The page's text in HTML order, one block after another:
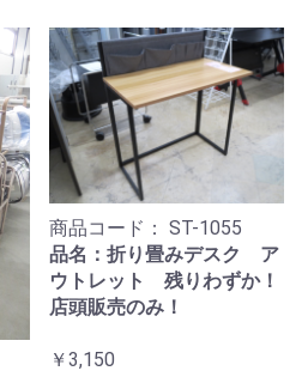
商品コード： ST-1055
品名：折り畳みデスク ア
ウトレット 残りわずか！
店頭販売のみ！
￥3,150